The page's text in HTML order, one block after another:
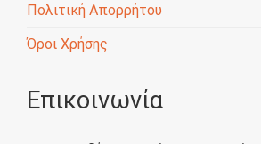
Πολιτική Απορρήτου
Όροι Χρήσης
Επικοινωνία